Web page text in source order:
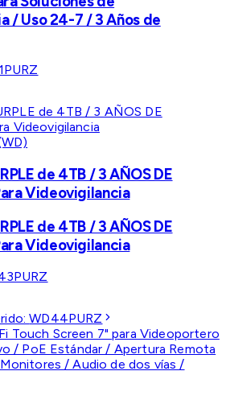
/ Uso 24-7 / 3 Años de
de 4TB / 3 AÑOS DE
Videovigilancia
de 4TB / 3 AÑOS DE
Videovigilancia
WD44PURZ